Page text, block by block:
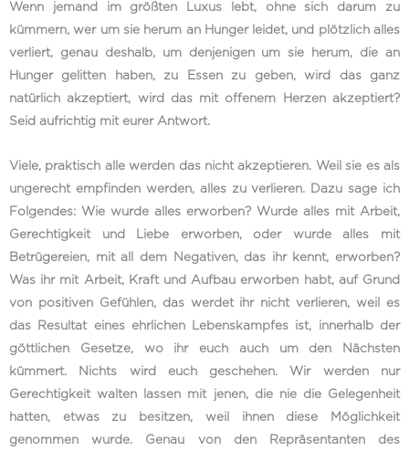
Wenn jemand im größten Luxus lebt, ohne sich darum zu
kümmern, wer um sie herum an Hunger leidet, und plötzlich alles
verliert, genau deshalb, um denjenigen um sie herum, die an
Hunger gelitten haben, zu Essen zu geben, wird das ganz
natürlich akzeptiert, wird das mit offenem Herzen akzeptiert?
Seid aufrichtig mit eurer Antwort.
Viele, praktisch alle werden das nicht akzeptieren. Weil sie es als
ungerecht empfinden werden, alles zu verlieren. Dazu sage ich
Folgendes: Wie wurde alles erworben? Wurde alles mit Arbeit,
Gerechtigkeit und Liebe erworben, oder wurde alles mit
Betrügereien, mit all dem Negativen, das ihr kennt, erworben?
Was ihr mit Arbeit, Kraft und Aufbau erworben habt, auf Grund
von positiven Gefühlen, das werdet ihr nicht verlieren, weil es
das Resultat eines ehrlichen Lebenskampfes ist, innerhalb der
göttlichen Gesetze, wo ihr euch auch um den Nächsten
kümmert. Nichts wird euch geschehen. Wir werden nur
Gerechtigkeit walten lassen mit jenen, die nie die Gelegenheit
hatten, etwas zu besitzen, weil ihnen diese Möglichkeit
genommen wurde. Genau von den Repräsentanten des